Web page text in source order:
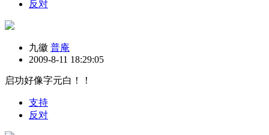
反对
九徽 普庵
2009-8-11 18:29:05
启功好像字元白！！
支持
反对